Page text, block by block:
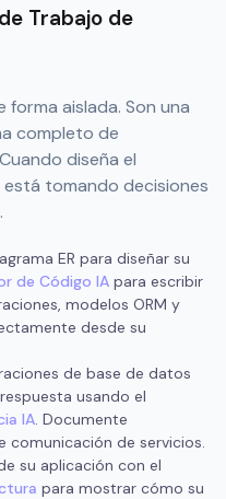
Trabajo de
forma aislada. Son una
completo de
diseña el
tomando decisiones
ER para diseñar su
de Código IA para escribir
modelos ORM y
desde su
de base de datos
usando el
IA. Documente
comunicación de servicios.
su aplicación con el
para mostrar cómo su